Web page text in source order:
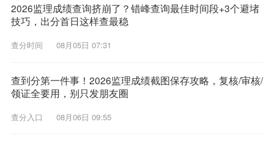
2026监理成绩查询挤崩了？错峰查询最佳时间段+3个避堵
技巧，出分首日这样查最稳
查分时间 08月05日 07:31
查到分第一件事！2026监理成绩截图保存攻略，复核/审核/
领证全要用，别只发朋友圈
查分入口 08月06日 09:55